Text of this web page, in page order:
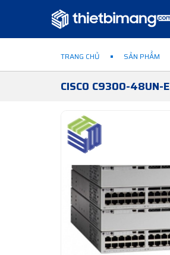
TRANG CHỦ SẢN PHẨM
CISCO C9300-48UN-E